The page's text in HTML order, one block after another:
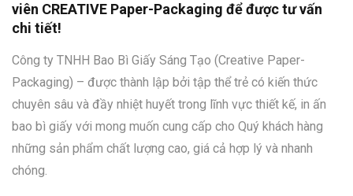
viên CREATIVE Paper-Packaging để được tư vấn
chi tiết!
Công ty TNHH Bao Bì Giấy Sáng Tạo (Creative Paper-
Packaging) – được thành lập bởi tập thể trẻ có kiến thức
chuyên sâu và đầy nhiệt huyết trong lĩnh vực thiết kế, in ấn
bao bì giấy với mong muốn cung cấp cho Quý khách hàng
những sản phẩm chất lượng cao, giá cả hợp lý và nhanh
chóng.